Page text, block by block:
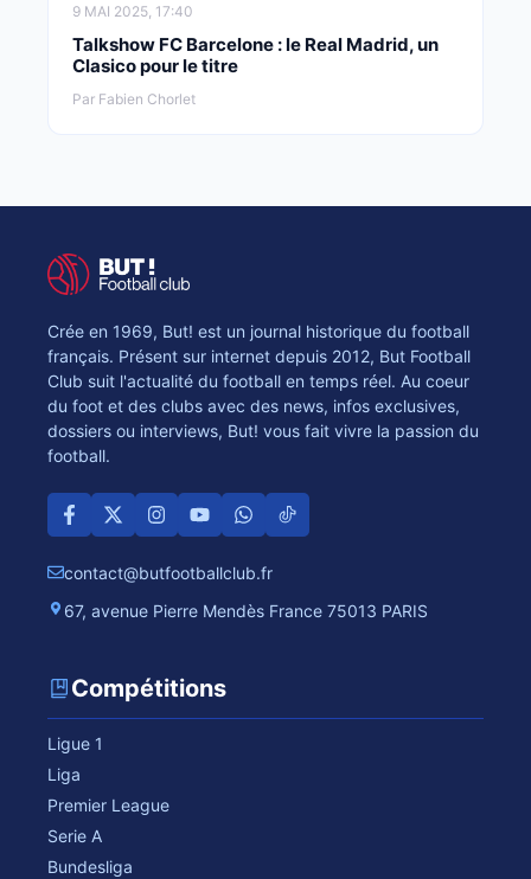
9 MAI 2025, 17:40
Talkshow FC Barcelone : le Real Madrid, un
Clasico pour le titre
Par Fabien Chorlet
Crée en 1969, But! est un journal historique du football
français. Présent sur internet depuis 2012, But Football
Club suit l'actualité du football en temps réel. Au coeur
du foot et des clubs avec des news, infos exclusives,
dossiers ou interviews, But! vous fait vivre la passion du
football.
contact@butfootballclub.fr
67, avenue Pierre Mendès France 75013 PARIS
Compétitions
Ligue 1
Liga
Premier League
Serie A
Bundesliga